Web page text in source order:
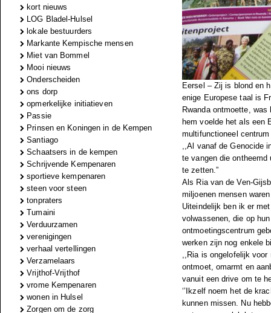
kort nieuws
LOG Bladel-Hulsel
lokale bestuurders
Markante Kempische mensen
Miet van Bommel
Mooi nieuws
Onderscheiden
ons dorp
opmerkelijke initiatieven
Passie
Prinsen en Koningen in de Kempen
Santiago
Schaatsers in de kempen
Schrijvende Kempenaren
sportieve kempenaren
steen voor steen
tonpraters
Tumaini
Verduurzamen
verenigingen
verhaal vertellingen
Verzamelaars
Vrijthof-Vrijthof
vrome Kempenaren
wonen in Hulsel
Zorgen om de zorg
Eersel – Zij is blond en
enige Europese taal is
Rwanda ontmoette,
hem voelde het als een
multifunctioneel
,,Al vanaf de Genocide
te vangen die ontheemd
te zetten.”
Als Ria van de Ven-
miljoenen mensen
Uiteindelijk ben ik er
volwassenen, die op
ontmoetingscentrum
werken zijn nog enkele
,,Ria is ongelofelijk voor
ontmoet, omarmt en
vanuit een drive om te
‘’Ikzelf noem het de
kunnen missen. Nu